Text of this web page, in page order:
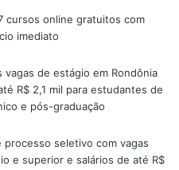
cursos online gratuitos com
imediato
vagas de estágio em Rondônia
R$ 2,1 mil para estudantes de
e pós-graduação
processo seletivo com vagas
e superior e salários de até R$